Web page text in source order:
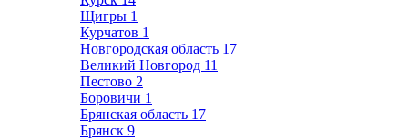
Щигры 1
Курчатов 1
Новгородская область 17
Великий Новгород 11
Пестово 2
Боровичи 1
Брянская область 17
Брянск 9